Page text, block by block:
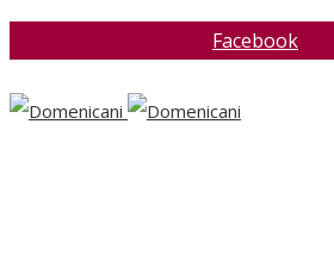
Facebook